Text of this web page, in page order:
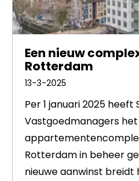
Een nieuw
Rotterdam
13-3-2025
Per 1 januari 2025 heeft
Vastgoedmanagers het
appartementencomplex
Rotterdam in beheer
nieuwe aanwinst